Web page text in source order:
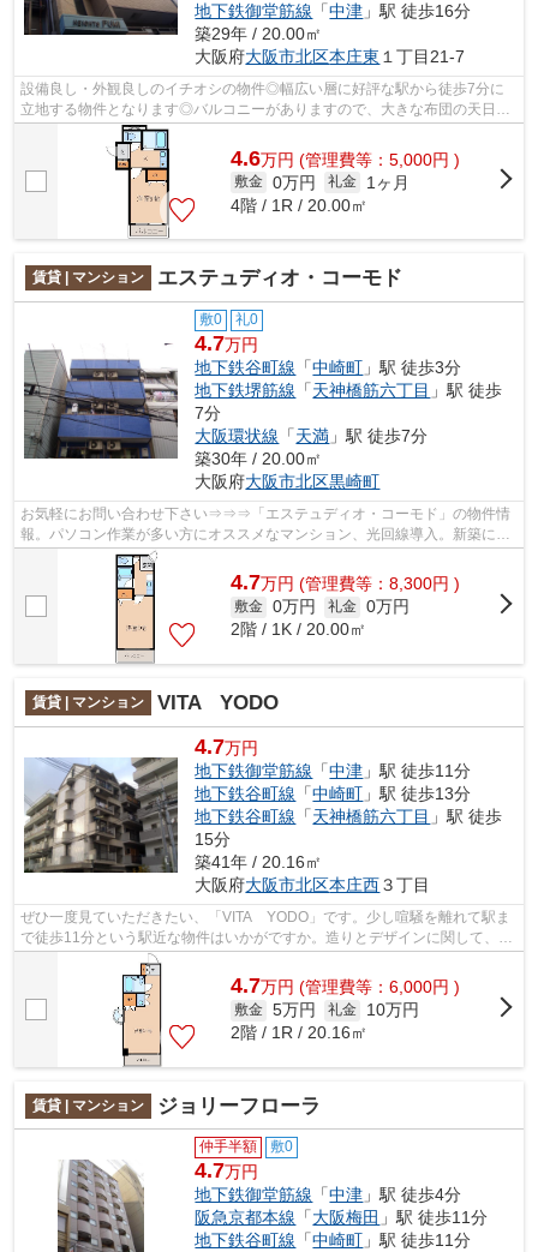
地下鉄御堂筋線 「中津 」駅 徒歩16分
築29年 / 20.00㎡
大阪府大阪市北区本庄東 １丁目21-7
設備良し・外観良しのイチオシの物件◎幅広い層に好評な駅から徒歩7分に
立地する物件となります◎バルコニーがありますので、大きな布団の天日干
しにも困りません◎構造上、間取りの自由...
4.6万円 (管理費等：5,000円 )
敷金 0万円 礼金
1ヶ月
4階 / 1R / 20.00㎡
賃貸 | マンション エステュディオ・コーモド
敷0 礼0
4.7万円
地下鉄谷町線 「中崎町 」駅 徒歩3分
地下鉄堺筋線 「天神橋筋六丁目 」駅 徒歩
7分
大阪環状線 「天満 」駅 徒歩7分
築30年 / 20.00㎡
大阪府大阪市北区黒崎町
お気軽にお問い合わせ下さい⇒⇒⇒「エステュディオ・コーモド」の物件情
報。パソコン作業が多い方にオススメなマンション、光回線導入。新築にこ
だわらない方なら、かなりおススメの物件...
4.7万円 (管理費等：8,300円 )
敷金 0万円 礼金 0万円
2階 / 1K / 20.00㎡
賃貸 | マンション VITA YODO
4.7万円
地下鉄御堂筋線 「中津 」駅 徒歩11分
地下鉄谷町線 「中崎町 」駅 徒歩13分
地下鉄谷町線 「天神橋筋六丁目 」駅 徒歩
15分
築41年 / 20.16㎡
大阪府大阪市北区本庄西３丁目
ぜひ一度見ていただきたい、「VITA YODO」です。少し喧騒を離れて駅ま
で徒歩11分という駅近な物件はいかがですか。造りとデザインに関して、自
信をもって情報を提供できるマンション...
4.7万円 (管理費等：6,000円 )
敷金 5万円 礼金
10万円
2階 / 1R / 20.16㎡
賃貸 | マンション ジョリーフローラ
仲手半額 敷0
4.7万円
地下鉄御堂筋線 「中津 」駅 徒歩4分
阪急京都本線 「大阪梅田 」駅 徒歩11分
地下鉄谷町線 「中崎町 」駅 徒歩11分